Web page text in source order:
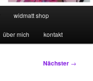
widmatt shop
über mich kontakt
Nächster →